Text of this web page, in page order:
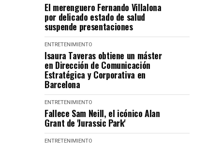
El merenguero Fernando Villalona
por delicado estado de salud
suspende presentaciones
ENTRETENIMIENTO
Isaura Taveras obtiene un máster
en Dirección de Comunicación
Estratégica y Corporativa en
Barcelona
ENTRETENIMIENTO
Fallece Sam Neill, el icónico Alan
Grant de 'Jurassic Park'
ENTRETENIMIENTO